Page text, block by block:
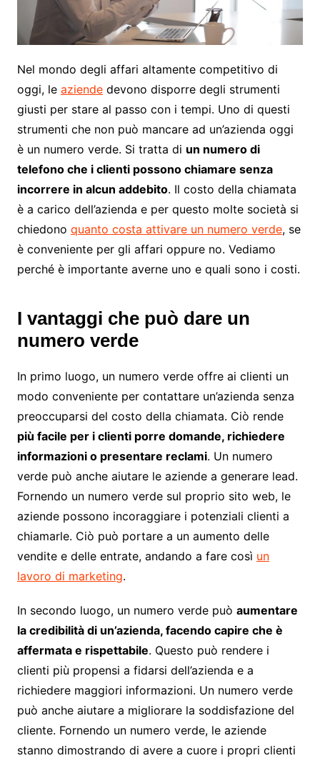
Nel mondo degli affari altamente competitivo di
oggi, le aziendedevono disporre degli strumenti
giusti per stare al passo con i tempi. Uno di questi
strumenti che non può mancare ad un’azienda oggi
è un numero verde. Si tratta di un numero di
telefono che i clienti possono chiamare senza
incorrere in alcun addebito. Il costo della chiamata
è a carico dell’azienda e per questo molte società si
chiedono quanto costa attivare un numero verde, se
è conveniente per gli affari oppure no. Vediamo
perché è importante averne uno e quali sono i costi.
I vantaggi che può dare un
numero verde
In primo luogo, un numero verde offre ai clienti un
modo conveniente per contattare un’azienda senza
preoccuparsi del costo della chiamata. Ciò rende
più facile per i clienti porre domande, richiedere
informazioni o presentare reclami. Un numero
verde può anche aiutare le aziende a generare lead.
Fornendo un numero verde sul proprio sito web, le
aziende possono incoraggiare i potenziali clienti a
chiamarle. Ciò può portare a un aumento delle
vendite e delle entrate, andando a fare così un
lavoro di marketing.
In secondo luogo, un numero verde può aumentare
la credibilità di un’azienda, facendo capire che è
affermata e rispettabile. Questo può rendere i
clienti più propensi a fidarsi dell’azienda e a
richiedere maggiori informazioni. Un numero verde
può anche aiutare a migliorare la soddisfazione del
cliente. Fornendo un numero verde, le aziende
stanno dimostrando di avere a cuore i propri clienti